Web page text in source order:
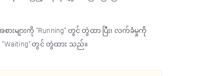
ျားကို “Running” တွင် တွဲထာ ပြီး၊ လက်ခံမှုကို
တွင် တွဲထား သည်။